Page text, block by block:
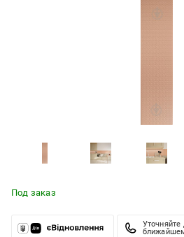
Под заказ
Уточняйте